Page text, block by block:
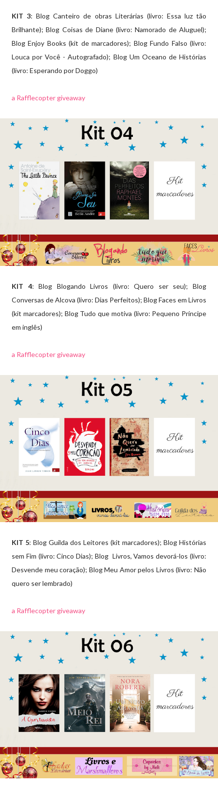
KIT 3: Blog Canteiro de obras Literárias (livro: Essa luz tão
Brilhante); Blog Coisas de Diane (livro: Namorado de Aluguel);
Blog Enjoy Books (kit de marcadores); Blog Fundo Falso (livro:
Louca por Você - Autografado); Blog Um Oceano de Histórias
(livro: Esperando por Doggo)
a Rafflecopter giveaway
KIT 4: Blog Blogando Livros (livro: Quero ser seu); Blog
Conversas de Alcova (livro: Dias Perfeitos); Blog Faces em Livros
(kit marcadores); Blog Tudo que motiva (livro: Pequeno Príncipe
em inglês)
a Rafflecopter giveaway
KIT 5: Blog Guilda dos Leitores (kit marcadores); Blog Histórias
sem Fim (livro: Cinco Dias); Blog Livros, Vamos devorá-los (livro:
Desvende meu coração); Blog Meu Amor pelos Livros (livro: Não
quero ser lembrado)
a Rafflecopter giveaway